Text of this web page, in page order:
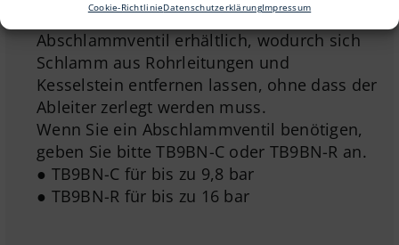
Cookie-RichtlinieDatenschutzerklärungImpressum
Es sind auch Versionen mit einem
Abschlammventil erhältlich, wodurch sich
Schlamm aus Rohrleitungen und
Kesselstein entfernen lassen, ohne dass der
Ableiter zerlegt werden muss.
Wenn Sie ein Abschlammventil benötigen,
geben Sie bitte TB9BN-C oder TB9BN-R an.
● TB9BN-C für bis zu 9,8 bar
● TB9BN-R für bis zu 16 bar